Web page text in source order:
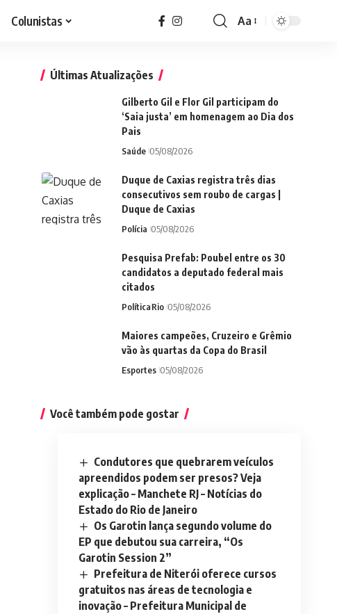
Colunistas
Font
Aa
Últimas Atualizações
Gilberto Gil e Flor Gil participam do
‘Saia justa’ em homenagem ao Dia dos
Pais
Saúde 05/08/2026
Duque de Caxias registra três dias
consecutivos sem roubo de cargas |
Duque de Caxias
Polícia 05/08/2026
Pesquisa Prefab: Poubel entre os 30
candidatos a deputado federal mais
citados
PolíticaRio 05/08/2026
Maiores campeões, Cruzeiro e Grêmio
vão às quartas da Copa do Brasil
Esportes 05/08/2026
Você também pode gostar
Condutores que quebrarem veículos
apreendidos podem ser presos? Veja
explicação – Manchete RJ – Notícias do
Estado do Rio de Janeiro
Os Garotin lança segundo volume do
EP que debutou sua carreira, “Os
Garotin Session 2”
Prefeitura de Niterói oferece cursos
gratuitos nas áreas de tecnologia e
inovação – Prefeitura Municipal de